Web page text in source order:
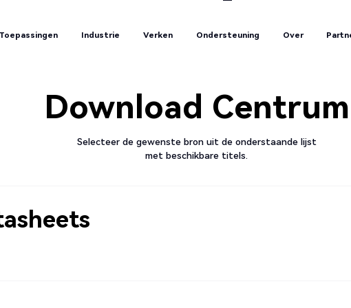
Toepassingen
Industrie
Verken
Ondersteuning
Over
Download Centrum
Selecteer de gewenste bron uit de onderstaande lijst
met beschikbare titels.